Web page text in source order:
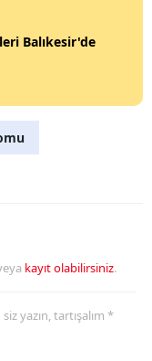
Balıkesir'de
kayıt olabilirsiniz.
yazın, tartışalım *